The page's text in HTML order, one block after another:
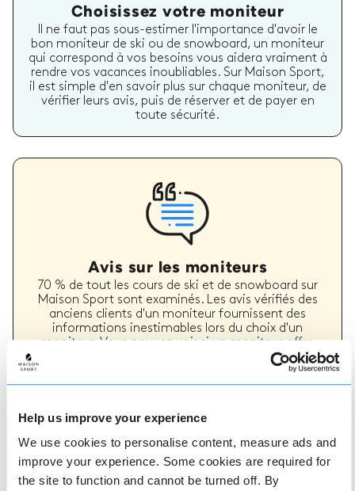
Help us improve your experience
We use cookies to personalise content, measure ads and
improve your experience. Some cookies are required for
the site to function and cannot be turned off. By
Choisissez votre moniteur
Il ne faut pas sous-estimer l'importance d'avoir le
bon moniteur de ski ou de snowboard, un moniteur
qui correspond à vos besoins vous aidera vraiment à
rendre vos vacances inoubliables. Sur Maison Sport,
il est simple d'en savoir plus sur chaque moniteur, de
vérifier leurs avis, puis de réserver et de payer en
toute sécurité.
Avis sur les moniteurs
70 % de tout les cours de ski et de snowboard sur
Maison Sport sont examinés. Les avis vérifiés des
anciens clients d'un moniteur fournissent des
informations inestimables lors du choix d'un
moniteur. Vous pouvez voir si un moniteur offre
régulièrement un service de haute qualité et les
types de cours de ski ou de snowboard qu'il a
précédemment dispensés.
Comment réserver